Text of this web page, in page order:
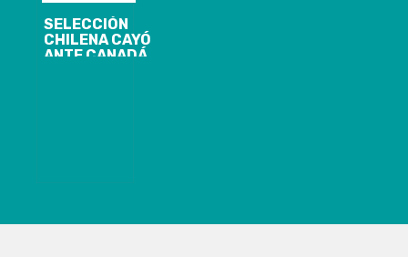
SELECCIÓN
CHILENA CAYÓ
ANTE CANADÁ